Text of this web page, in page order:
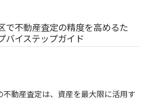
で不動産査定の精度を高めるた
バイステップガイド
不動産査定は、資産を最大限に活用す